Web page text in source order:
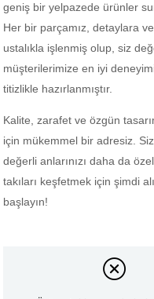
geniş bir yelpazede ürünler
Her bir parçamız, detaylara
ustalıkla işlenmiş olup, siz
müşterilerimize en iyi
titizlikle hazırlanmıştır.
Kalite, zarafet ve özgün
için mükemmel bir adresiz.
değerli anlarınızı daha da
takıları keşfetmek için şimdi
başlayın!